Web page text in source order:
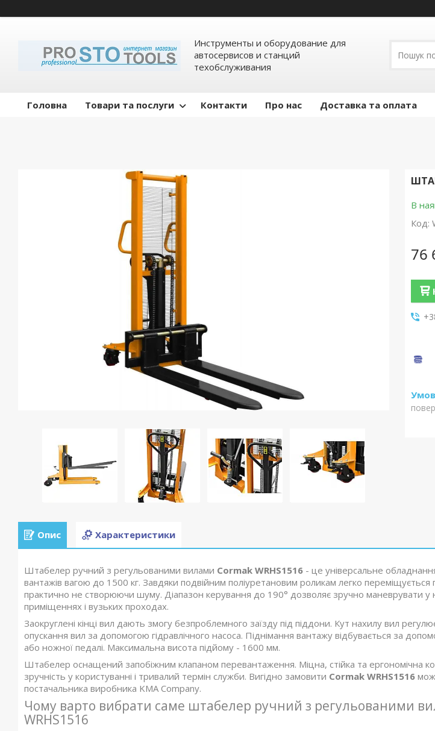
Инструменты и оборудование для
автосервисов и станций
техобслуживания
Головна Товари та послуги Контакти Про нас Доставка та оплата
В
Код:
76
Опис Характеристики
Штабелер ручний з регульованими вилами Cormak WRHS1516 - це універсальне
вантажів вагою до 1500 кг. Завдяки подвійним поліуретановим роликам легко переміщується
практично не створюючи шуму. Діапазон керування до 190° дозволяє зручно маневрувати у
приміщеннях і вузьких проходах.
Заокруглені кінці вил дають змогу безпроблемного заїзду під піддони. Кут нахилу вил
опускання вил за допомогою гідравлічного насоса. Піднімання вантажу відбувається за
або ножної педалі. Максимальна висота підйому - 1600 мм.
Штабелер оснащений запобіжним клапаном перевантаження. Міцна, стійка та ергономічна
зручність у користуванні і тривалий термін служби. Вигідно замовити Cormak WRHS1516
постачальника виробника KMA Company.
Чому варто вибрати саме штабелер ручний з регульованими
WRHS1516